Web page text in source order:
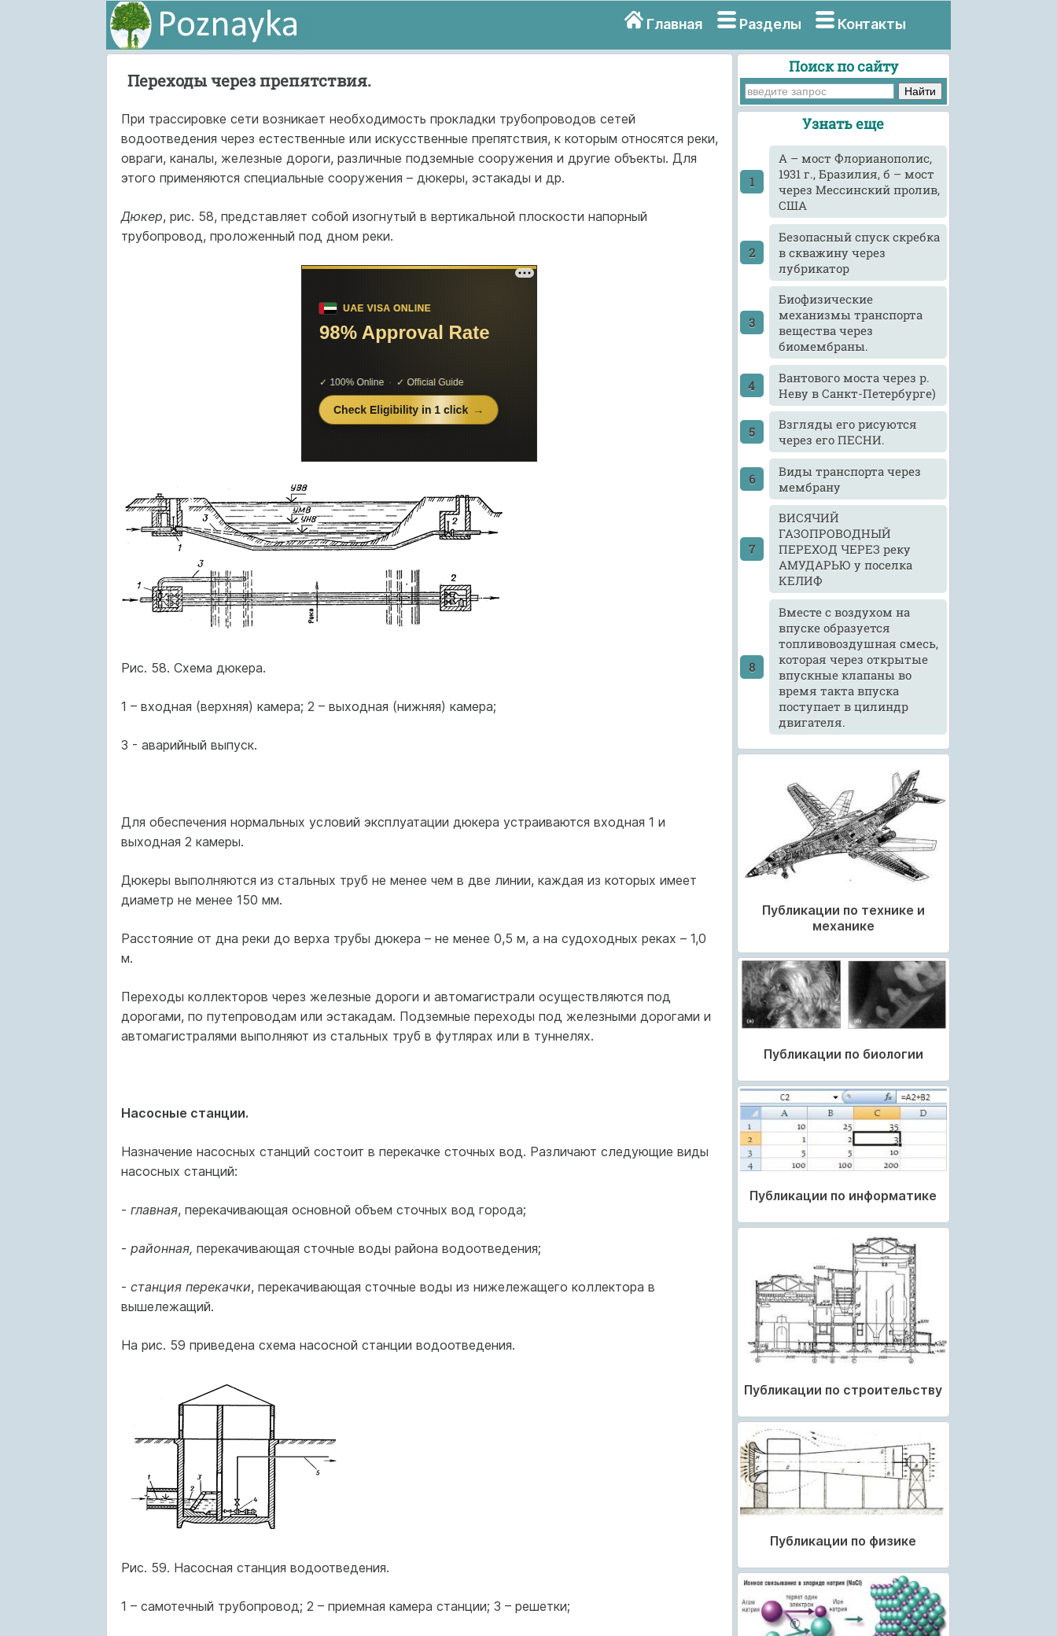
Главная Разделы Контакты
Переходы через препятствия.
При трассировке сети возникает необходимость прокладки трубопроводов сетей
водоотведения через естественные или искусственные препятствия, к которым относятся реки,
овраги, каналы, железные дороги, различные подземные сооружения и другие объекты. Для
этого применяются специальные сооружения – дюкеры, эстакады и др.
Дюкер, рис. 58, представляет собой изогнутый в вертикальной плоскости напорный
трубопровод, проложенный под дном реки.
Рис. 58. Схема дюкера.
1 – входная (верхняя) камера; 2 – выходная (нижняя) камера;
3 - аварийный выпуск.
Для обеспечения нормальных условий эксплуатации дюкера устраиваются входная 1 и
выходная 2 камеры.
Дюкеры выполняются из стальных труб не менее чем в две линии, каждая из которых имеет
диаметр не менее 150 мм.
Расстояние от дна реки до верха трубы дюкера – не менее 0,5 м, а на судоходных реках – 1,0
м.
Переходы коллекторов через железные дороги и автомагистрали осуществляются под
дорогами, по путепроводам или эстакадам. Подземные переходы под железными дорогами и
автомагистралями выполняют из стальных труб в футлярах или в туннелях.
Насосные станции.
Назначение насосных станций состоит в перекачке сточных вод. Различают следующие виды
насосных станций:
- главная, перекачивающая основной объем сточных вод города;
- районная, перекачивающая сточные воды района водоотведения;
- станция перекачки, перекачивающая сточные воды из нижележащего коллектора в
вышележащий.
На рис. 59 приведена схема насосной станции водоотведения.
Рис. 59. Насосная станция водоотведения.
1 – самотечный трубопровод; 2 – приемная камера станции; 3 – решетки;
Поиск по сайту
Узнать еще
А – мост Флорианополис,
1931 г., Бразилия, б – мост
через Мессинский пролив,
США
Безопасный спуск скребка
в скважину через
лубрикатор
Биофизические
механизмы транспорта
вещества через
биомембраны.
Вантового моста через р.
Неву в Санкт-Петербурге)
Взгляды его рисуются
через его ПЕСНИ.
Виды транспорта через
мембрану
ВИСЯЧИЙ
ГАЗОПРОВОДНЫЙ
ПЕРЕХОД ЧЕРЕЗ реку
АМУДАРЬЮ у поселка
КЕЛИФ
Вместе с воздухом на
впуске образуется
топливовоздушная смесь,
которая через открытые
впускные клапаны во
время такта впуска
поступает в цилиндр
двигателя.
Публикации по технике и
механике
Публикации по биологии
Публикации по информатике
Публикации по строительству
Публикации по физике